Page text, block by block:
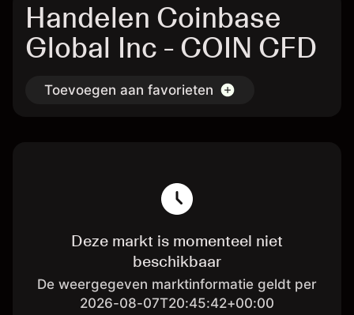
Handelen Coinbase
Global Inc - COIN CFD
Toevoegen aan favorieten
Deze markt is momenteel niet
beschikbaar
De weergegeven marktinformatie geldt per
2026-08-07T20:45:42+00:00